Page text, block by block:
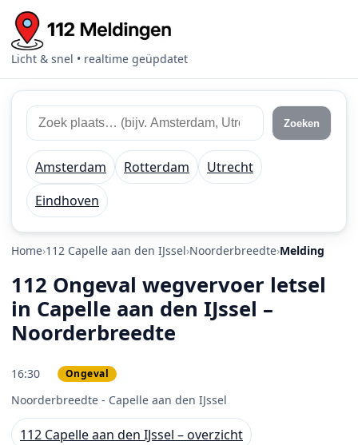
Licht & snel • realtime geüpdatet
Zoek 112 meldingen
Zoek plaats of regio Zoeken
Amsterdam Rotterdam
Utrecht
Eindhoven
Home 112 Capelle aan den IJssel Noorderbreedte Melding
112 Ongeval wegvervoer letsel
in Capelle aan den IJssel –
Noorderbreedte
16:30 Ongeval
Noorderbreedte - Capelle aan den IJssel
112 Capelle aan den IJssel – overzicht